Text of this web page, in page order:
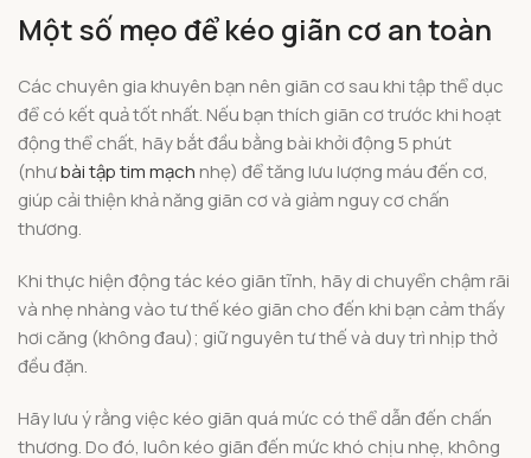
Một số mẹo để kéo giãn cơ an toàn
Các chuyên gia khuyên bạn nên giãn cơ sau khi tập thể dục
để có kết quả tốt nhất. Nếu bạn thích giãn cơ trước khi hoạt
động thể chất, hãy bắt đầu bằng bài khởi động 5 phút
(nhưbài tập tim mạch nhẹ) để tăng lưu lượng máu đến cơ,
giúp cải thiện khả năng giãn cơ và giảm nguy cơ chấn
thương.
Khi thực hiện động tác kéo giãn tĩnh, hãy di chuyển chậm rãi
và nhẹ nhàng vào tư thế kéo giãn cho đến khi bạn cảm thấy
hơi căng (không đau); giữ nguyên tư thế và duy trì nhịp thở
đều đặn.
Hãy lưu ý rằng việc kéo giãn quá mức có thể dẫn đến chấn
thương. Do đó, luôn kéo giãn đến mức khó chịu nhẹ, không